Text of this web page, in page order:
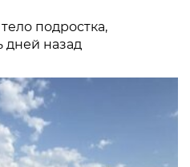
подростка,
дней назад